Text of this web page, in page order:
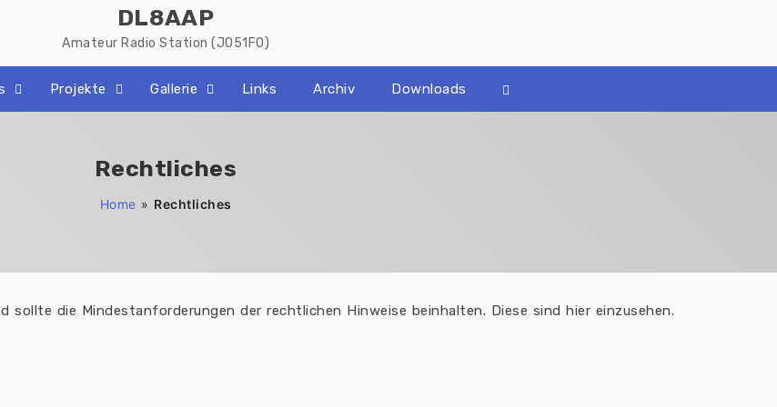
DL8AAP
Amateur Radio Station (JO51FO)
Projekte Gallerie Links Archiv Downloads
Rechtliches
Home » Rechtliches
die Mindestanforderungen der rechtlichen Hinweise beinhalten. Diese sind hier einzusehen.